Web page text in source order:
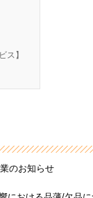
ス】
のお知らせ